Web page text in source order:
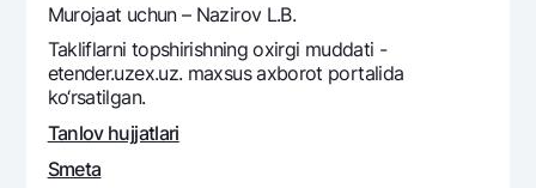
Qidirish
Foydali havolalar
Ko'p beriladigan savollar
Matbuot markazi
Murojaat uchun – Nazirov L.B.
Takliflarni topshirishning oxirgi muddati -
etender.uzex.uz. maxsus axborot portalida
ko‘rsatilgan.
Tanlov hujjatlari
Smeta